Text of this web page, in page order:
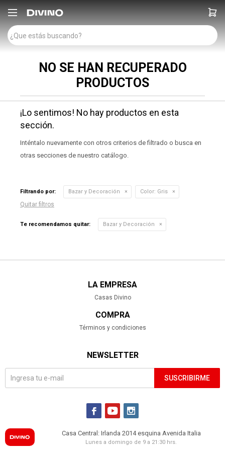

NO SE HAN RECUPERADO
PRODUCTOS
¡Lo sentimos! No hay productos en esta
sección.
Inténtalo nuevamente con otros criterios de filtrado o busca en
otras secciones de nuestro catálogo.
Filtrando por: Bazar y Decoración Color: Gris
Quitar filtros
Te recomendamos quitar: Bazar y Decoración
LA EMPRESA
Casas Divino
COMPRA
Términos y condiciones
NEWSLETTER
SUSCRIBIRME
  
Casa Central: Irlanda 2014 esquina Avenida Italia
Lunes a domingo de 9 a 21:30 hrs.